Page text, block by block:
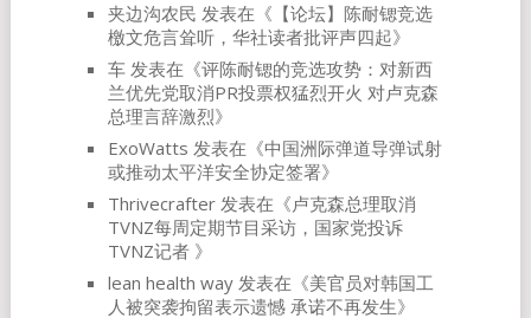
夹边沟农民 发表在《 【论坛】陈耐锶竞选
檄文危言耸听，华社读者批评声四起》
车发表在《评陈耐锶的竞选攻势：对新西
兰优先党取消PR投票权猛烈开火 对卢克森
总理言辞激烈》
ExoWatts 发表在《中国洲际弹道导弹试射
或推动太平洋安全协定签署》
Thrivecrafter发表在《卢克森总理取消
TVNZ每周定期节目采访，国家党投诉
TVNZ记者 》
lean health way发表在《美官员对韩国工
人被突袭拘留表示遗憾 承诺不再发生》